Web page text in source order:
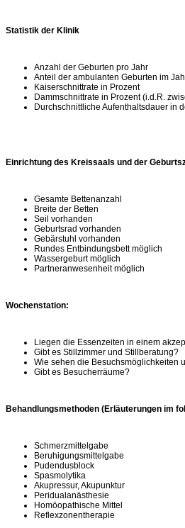
Statistik der Klinik
Anzahl der Geburten pro Jahr
Anteil der ambulanten Geburten im
Kaiserschnittrate in Prozent
Dammschnittrate in Prozent (i.d.R.
Durchschnittliche Aufenthaltsdauer in
Einrichtung des Kreissaals und der
Gesamte Bettenanzahl
Breite der Betten
Seil vorhanden
Geburtsrad vorhanden
Gebärstuhl vorhanden
Rundes Entbindungsbett möglich
Wassergeburt möglich
Partneranwesenheit möglich
Wochenstation:
Liegen die Essenzeiten in einem
Gibt es Stillzimmer und Stillberatung?
Wie sehen die Besuchsmöglichkeiten
Gibt es Besucherräume?
Behandlungsmethoden (Erläuterungen im
Schmerzmittelgabe
Beruhigungsmittelgabe
Pudendusblock
Spasmolytika
Akupressur, Akupunktur
Peridualanästhesie
Homöopathische Mittel
Reflexzonentherapie